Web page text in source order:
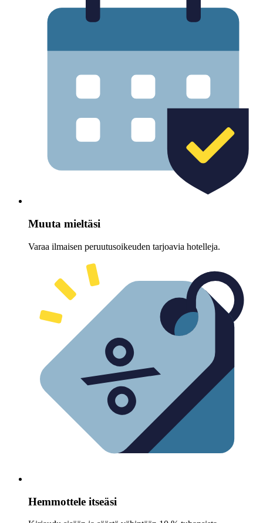
Muuta mieltäsi
Varaa ilmaisen peruutusoikeuden tarjoavia hotelleja.
Hemmottele itseäsi